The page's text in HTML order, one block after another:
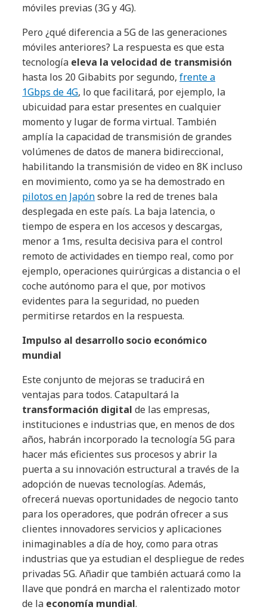
móviles previas (3G y 4G).
Pero ¿qué diferencia a 5G de las generaciones
móviles anteriores? La respuesta es que esta
tecnología eleva la velocidad de transmisión
hasta los 20 Gibabits por segundo,frente a
1Gbps de 4G, lo que facilitará, por ejemplo, la
ubicuidad para estar presentes en cualquier
momento y lugar de forma virtual. También
amplía la capacidad de transmisión de grandes
volúmenes de datos de manera bidireccional,
habilitando la transmisión de video en 8K incluso
en movimiento, como ya se ha demostrado en
pilotos en Japónsobre la red de trenes bala
desplegada en este país. La baja latencia, o
tiempo de espera en los accesos y descargas,
menor a 1ms, resulta decisiva para el control
remoto de actividades en tiempo real, como por
ejemplo, operaciones quirúrgicas a distancia o el
coche autónomo para el que, por motivos
evidentes para la seguridad, no pueden
permitirse retardos en la respuesta.
Impulso al desarrollo socio económico
mundial
Este conjunto de mejoras se traducirá en
ventajas para todos. Catapultará la
transformación digital de las empresas,
instituciones e industrias que, en menos de dos
años, habrán incorporado la tecnología 5G para
hacer más eficientes sus procesos y abrir la
puerta a su innovación estructural a través de la
adopción de nuevas tecnologías. Además,
ofrecerá nuevas oportunidades de negocio tanto
para los operadores, que podrán ofrecer a sus
clientes innovadores servicios y aplicaciones
inimaginables a día de hoy, como para otras
industrias que ya estudian el despliegue de redes
privadas 5G. Añadir que también actuará como la
llave que pondrá en marcha el ralentizado motor
de la economía mundial.